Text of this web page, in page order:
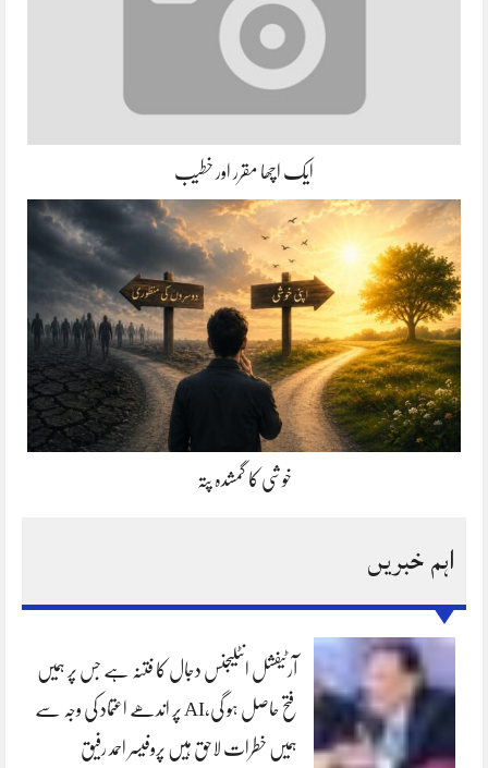
ایک اچھا مقرر اور خطیب
خوشی کا گمشدہ پتہ
اہم خبریں
آرٹیفشل انٹلیجنس دجال کا فتنہ ہے جس پر ہمیں
فتح حاصل ہو گی،AI پر اندھے اعتماد کی وجہ سے
ہمیں خطرات لاحق ہیں پروفیسر احمد رفیق